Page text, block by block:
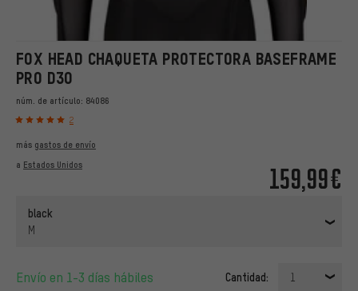
FOX HEAD CHAQUETA PROTECTORA BASEFRAME
PRO D3O
núm. de artículo: 84086
2
159,99€
más gastos de envío
a Estados Unidos
black
M
Envío en 1-3 días hábiles Cantidad: 1